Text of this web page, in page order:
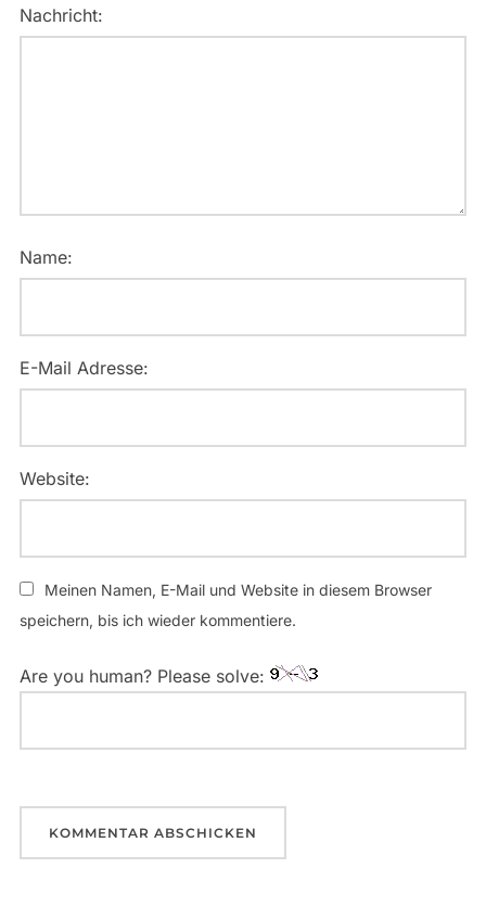
Nachricht:
Name:
E-Mail Adresse:
Website:
Meinen Namen, E-Mail und Website in diesem Browser
speichern, bis ich wieder kommentiere.
Are you human? Please solve: